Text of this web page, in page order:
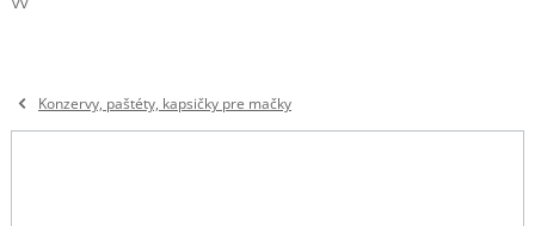
Konzervy, paštéty, kapsičky pre mačky